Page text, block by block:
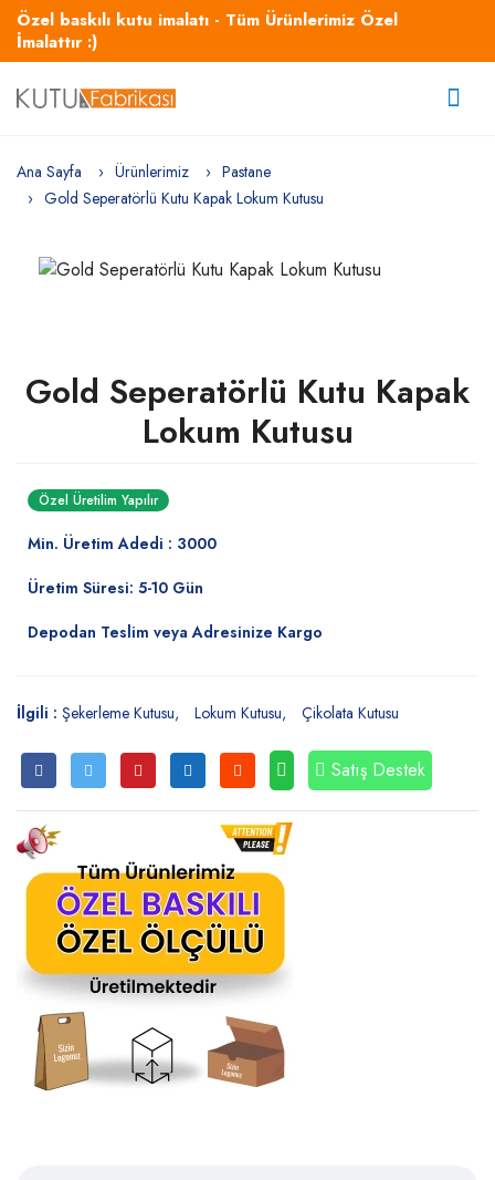
Özel baskılı kutu imalatı - Tüm Ürünlerimiz Özel
İmalattır :)
Ana Sayfa Ürünlerimiz
Pastane
Gold Seperatörlü Kutu Kapak Lokum Kutusu
Gold Seperatörlü Kutu Kapak
Lokum Kutusu
Özel Üretilim Yapılır
Min. Üretim Adedi : 3000
Üretim Süresi: 5-10 Gün
Depodan Teslim veya Adresinize Kargo
İlgili : Şekerleme Kutusu Lokum Kutusu Çikolata Kutusu
Satış Destek